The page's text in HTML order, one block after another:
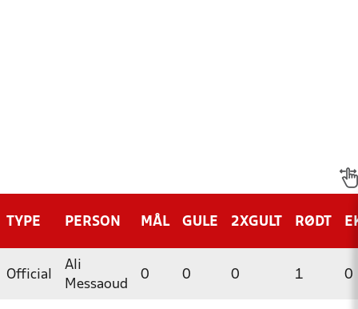
TYPE PERSON MÅL GULE 2XGULT RØDT
Official
Ali
Messaoud
0 0 0 1 0